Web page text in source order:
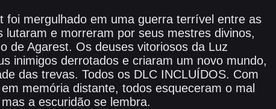
foi mergulhado em uma guerra terrível entre as
e morreram por seus mestres divinos,
de Agarest. Os deuses vitoriosos da Luz
inimigos derrotados e criaram um novo mundo,
das trevas. Todos os DLC INCLUÍDOS. Com
memória distante, todos esqueceram o mal
a escuridão se lembra.